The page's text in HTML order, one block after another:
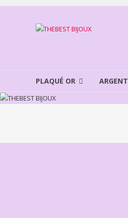
Aller
THEBEST
BIJOUX
PLAQUÉ OR ARGENT